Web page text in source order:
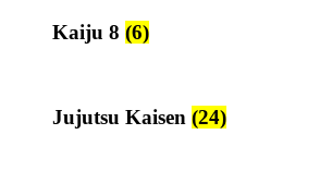
Kaiju 8 (6)
Jujutsu Kaisen (24)